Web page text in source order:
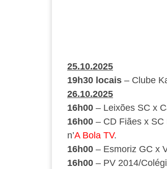
25.10.2025
19h30 locais – Clube
26.10.2025
16h00 – Leixões SC x
16h00 – CD Fiães x
n’A Bola TV.
16h00 – Esmoriz GC x
16h00 – PV 2014/